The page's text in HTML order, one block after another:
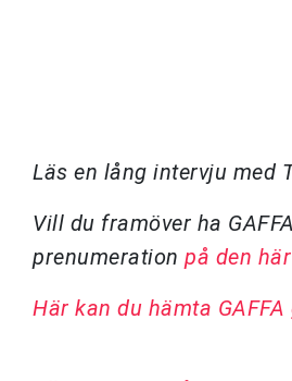
Läs en lång intervju med
Vill du framöver ha
prenumeration på den
Här kan du hämta GAFFA